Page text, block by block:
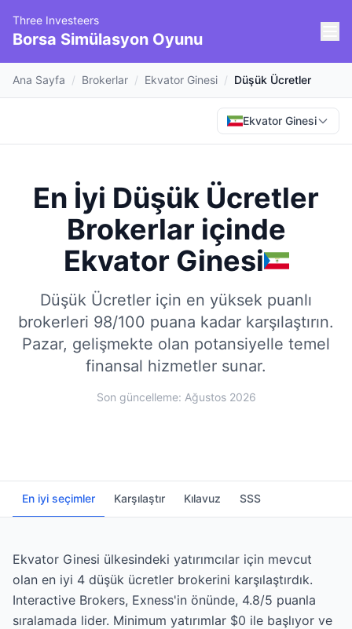
Three Investeers
Borsa Simülasyon Oyunu
Ana Sayfa / Brokerlar / Ekvator Ginesi / Düşük Ücretler
Ekvator Ginesi
En İyi Düşük Ücretler
Brokerlar içinde
Ekvator Ginesi
Düşük Ücretler için en yüksek puanlı
brokerleri 98/100 puana kadar karşılaştırın.
Pazar, gelişmekte olan potansiyelle temel
finansal hizmetler sunar.
Son güncelleme: Ağustos 2026
En iyi seçimler Karşılaştır Kılavuz SSS
Ekvator Ginesi ülkesindeki yatırımcılar için mevcut
olan en iyi 4 düşük ücretler brokerini karşılaştırdık.
Interactive Brokers, Exness'in önünde, 4.8/5 puanla
sıralamada lider. Minimum yatırımlar $0 ile başlıyor ve